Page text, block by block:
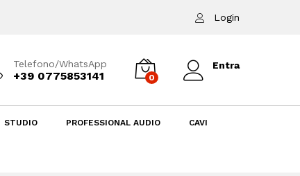
Login
Telefono/WhatsApp
+39 0775853141 0
Entra
STUDIO PROFESSIONAL AUDIO CAVI